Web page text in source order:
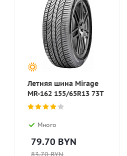
Летняя шина Mirage
MR-162 155/65R13 73T
Много
79.70 BYN
83.70BYN